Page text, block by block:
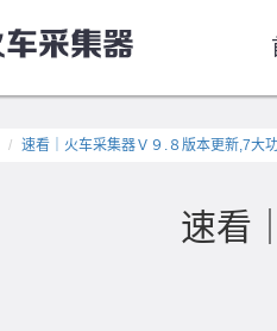
速看｜火车采集器Ｖ９.８版本更新,7大
速看